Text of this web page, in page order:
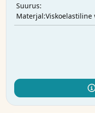
Suurus:
Materjal: